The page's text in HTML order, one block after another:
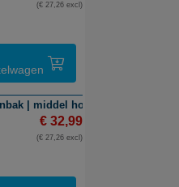
(€ 27,26 excl)
| middel hoog | zwart | 5 stuks
€ 32,99
(€ 27,26 excl)